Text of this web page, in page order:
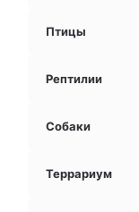
Птицы
Рептилии
Собаки
Террариум